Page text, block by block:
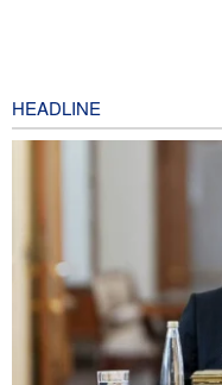
HEADLINE